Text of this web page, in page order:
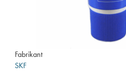
Fabrikant
SKF